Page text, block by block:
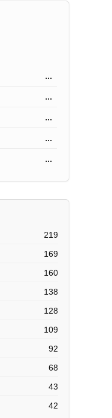
...
...
...
...
...
219
169
160
138
128
109
92
68
43
42